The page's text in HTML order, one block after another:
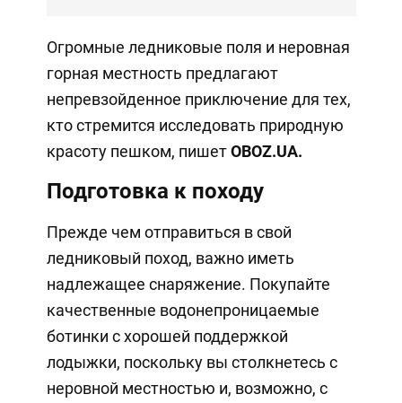
Огромные ледниковые поля и неровная
горная местность предлагают
непревзойденное приключение для тех,
кто стремится исследовать природную
красоту пешком, пишетOBOZ.UA.
Подготовка к походу
Прежде чем отправиться в свой
ледниковый поход, важно иметь
надлежащее снаряжение. Покупайте
качественные водонепроницаемые
ботинки с хорошей поддержкой
лодыжки, поскольку вы столкнетесь с
неровной местностью и, возможно, с